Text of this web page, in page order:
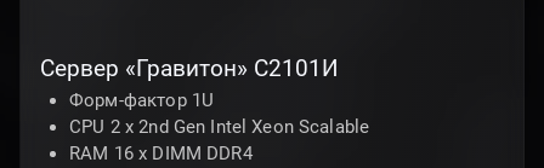
Сервер «Гравитон» С2101И
Форм-фактор 1U
CPU 2 х 2nd Gen Intel Xeon Scalable
RAM 16 x DIMM DDR4